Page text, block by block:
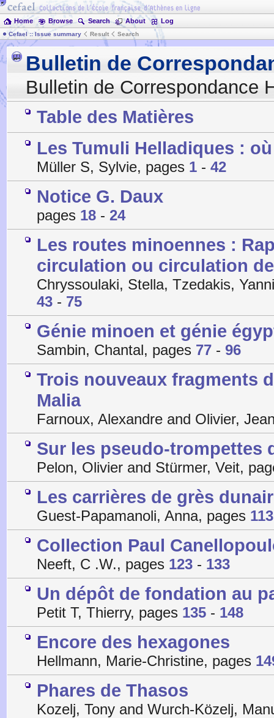
Home Browse Search About Log
Cefael :: Issue summary Result Search
Bulletin de
Bulletin de Correspondance
Table des Matières
Les Tumuli Helladiques :
Müller S, Sylvie, pages 1 - 42
Notice G. Daux
pages 18 - 24
Les routes minoennes :
circulation ou circulation
Chryssoulaki, Stella, Tzedakis,
43 - 75
Génie minoen et génie
Sambin, Chantal, pages 77 - 96
Trois nouveaux fragments
Malia
Farnoux, Alexandre and Olivier,
Sur les pseudo-trompettes
Pelon, Olivier and Stürmer, Veit,
Les carrières de grès
Guest-Papamanoli, Anna, pages 113
Collection Paul
Neeft, C .W., pages 123 - 133
Un dépôt de fondation au
Petit T, Thierry, pages 135 - 148
Encore des hexagones
Hellmann, Marie-Christine, pages
Phares de Thasos
Kozelj, Tony and Wurch-Közelj,